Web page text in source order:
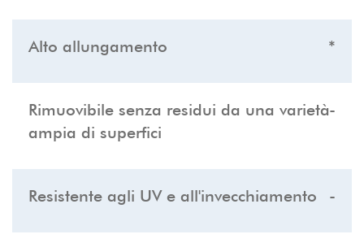
Alto allungamento *
Rimuovibile senza residui da una varietà
ampia di superfici
-
Resistente agli UV e all'invecchiamento -